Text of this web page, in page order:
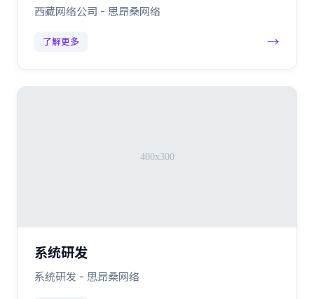
西藏网络公司 - 思昂桑网络
了解更多 →
系统研发
系统研发 - 思昂桑网络